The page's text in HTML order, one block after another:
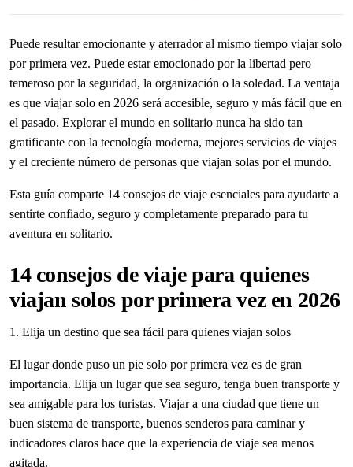
Puede resultar emocionante y aterrador al mismo tiempo viajar solo
por primera vez. Puede estar emocionado por la libertad pero
temeroso por la seguridad, la organización o la soledad. La ventaja
es que viajar solo en 2026 será accesible, seguro y más fácil que en
el pasado. Explorar el mundo en solitario nunca ha sido tan
gratificante con la tecnología moderna, mejores servicios de viajes
y el creciente número de personas que viajan solas por el mundo.
Esta guía comparte 14 consejos de viaje esenciales para ayudarte a
sentirte confiado, seguro y completamente preparado para tu
aventura en solitario.
14 consejos de viaje para quienes
viajan solos por primera vez en 2026
1. Elija un destino que sea fácil para quienes viajan solos
El lugar donde puso un pie solo por primera vez es de gran
importancia. Elija un lugar que sea seguro, tenga buen transporte y
sea amigable para los turistas. Viajar a una ciudad que tiene un
buen sistema de transporte, buenos senderos para caminar y
indicadores claros hace que la experiencia de viaje sea menos
agitada.